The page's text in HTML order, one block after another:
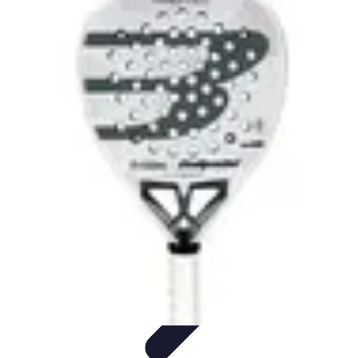
Estilo Para Todos
Consejos de EstiloGuía de
AccesoriosTendencias
Estilo Para Todos